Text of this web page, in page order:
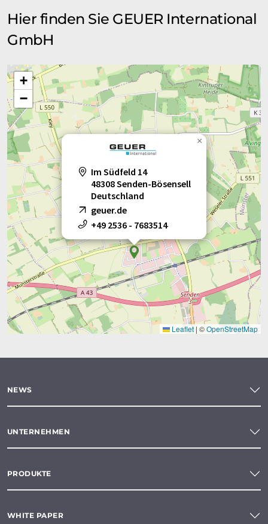
Hier finden Sie GEUER International
GmbH
Im Südfeld 14
48308 Senden-Bösensell
Deutschland
geuer.de
+49 2536 - 7683514
×
+
−
Leaflet | ©OpenStreetMap
NEWS
UNTERNEHMEN
PRODUKTE
WHITE PAPER